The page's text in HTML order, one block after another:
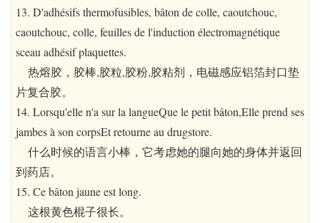
13. D'adhésifs thermofusibles, bâton de colle, caoutchouc,
caoutchouc, colle, feuilles de l'induction électromagnétique
sceau adhésif plaquettes.
热熔胶，胶棒,胶粒,胶粉,胶粘剂，电磁感应铝箔封口垫
片复合胶。
14. Lorsqu'elle n'a sur la langueQue le petit bâton,Elle prend ses
jambes à son corpsEt retourne au drugstore.
什么时候的语言小棒，它考虑她的腿向她的身体并返回
到药店。
15. Ce bâton jaune est long.
这根黄色棍子很长。